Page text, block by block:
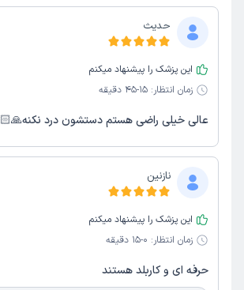
حدیث
این پزشک را پیشنهاد میکنم
زمان انتظار: 15-45 دقیقه
عالی خیلی راضی هستم دستشون درد نکنه🙏🏻
نازنین
این پزشک را پیشنهاد میکنم
زمان انتظار: 0-15 دقیقه
حرفه ای و کاربلد هستند